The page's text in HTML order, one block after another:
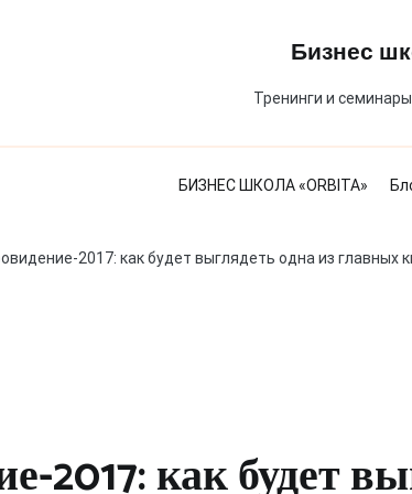
Бизнес
Тренинги и
БИЗНЕС ШКОЛА «ORBITA»
2017: как будет выглядеть одна из главных
2017: как будет